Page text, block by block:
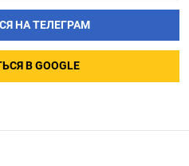
НА ТЕЛЕГРАМ
В GOOGLE